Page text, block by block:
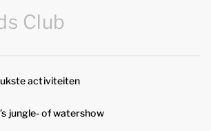
Club
activiteiten
jungle- of watershow